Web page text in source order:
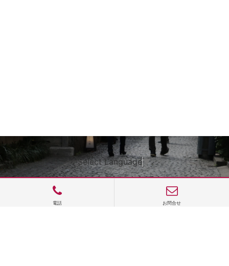
Select Language▼
電話 お問合せ